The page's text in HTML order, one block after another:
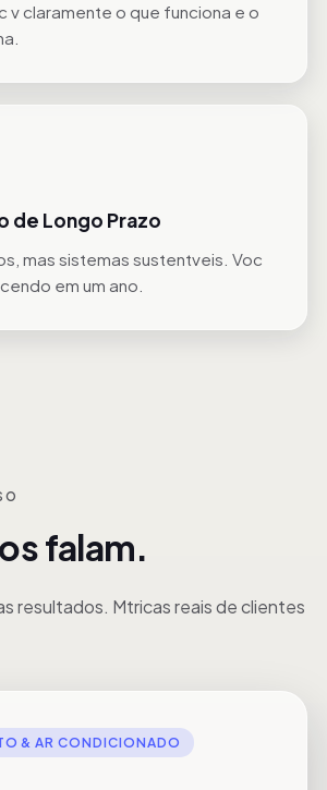
v claramente o que funciona e o
de Longo Prazo
mas sistemas sustentveis. Voc
em um ano.
falam.
resultados. Mtricas reais de clientes
& AR CONDICIONADO